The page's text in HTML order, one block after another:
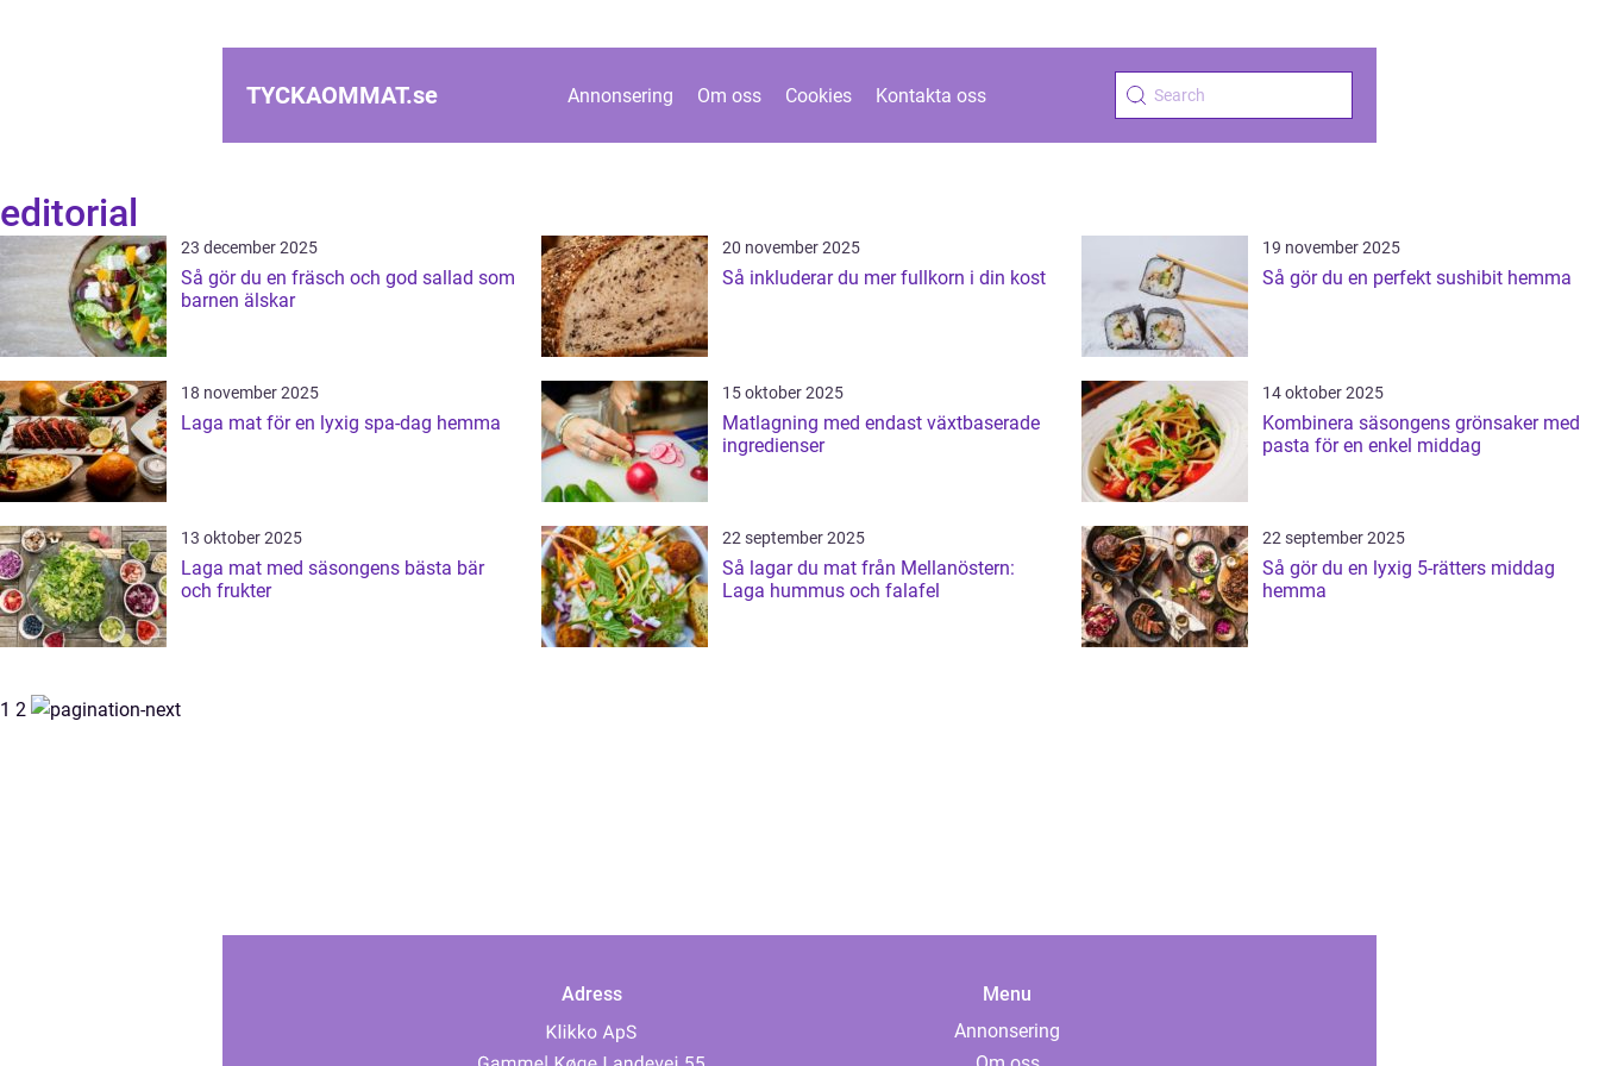
TYCKAOMMAT.se Annonsering Om oss Cookies Kontakta oss
editorial
23 december 2025
Så gör du en fräsch och god sallad som
barnen älskar
20 november 2025
Så inkluderar du mer fullkorn i din kost
19 november 2025
Så gör du en perfekt sushibit hemma
18 november 2025
Laga mat för en lyxig spa-dag hemma
15 oktober 2025
Matlagning med endast växtbaserade
ingredienser
14 oktober 2025
Kombinera säsongens grönsaker med
pasta för en enkel middag
13 oktober 2025
Laga mat med säsongens bästa bär
och frukter
22 september 2025
Så lagar du mat från Mellanöstern:
Laga hummus och falafel
22 september 2025
Så gör du en lyxig 5-rätters middag
hemma
1 2
Adress
Menu
Annonsering